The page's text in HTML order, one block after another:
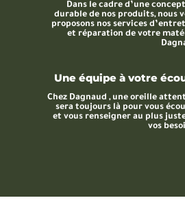
Dans le cadre d’une
durable de nos produits, nous
proposons nos services
et réparation de votre
Une équipe à votre
Chez Dagnaud , une oreille
sera toujours là pour vous
et vous renseigner au plus
vos